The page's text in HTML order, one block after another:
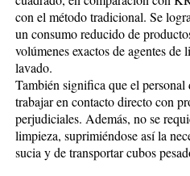
con el método tradicional. Se
un consumo reducido de
volúmenes exactos de agentes
lavado.
También significa que el
trabajar en contacto directo con
perjudiciales. Además, no se
limpieza, suprimiéndose así la
sucia y de transportar cubos